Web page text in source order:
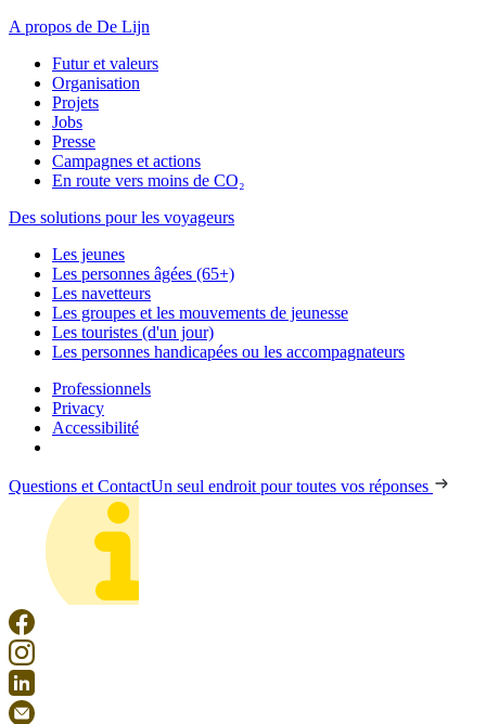
A propos de De Lijn
Futur et valeurs
Organisation
Projets
Jobs
Presse
Campagnes et actions
En route vers moins de CO₂
Des solutions pour les voyageurs
Les jeunes
Les personnes âgées (65+)
Les navetteurs
Les groupes et les mouvements de jeunesse
Les touristes (d'un jour)
Les personnes handicapées ou les accompagnateurs
Professionnels
Privacy
Accessibilité
Questions et ContactUn seul endroit pour toutes vos réponses